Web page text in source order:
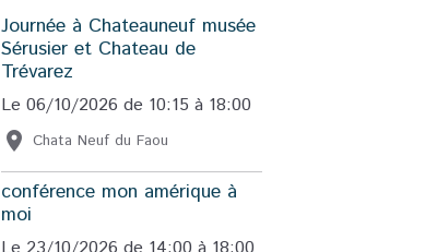
Journée à Chateauneuf musée
Sérusier et Chateau de
Trévarez
Le 06/10/2026 de 10:15 à 18:00
Chata Neuf du Faou
conférence mon amérique à
moi